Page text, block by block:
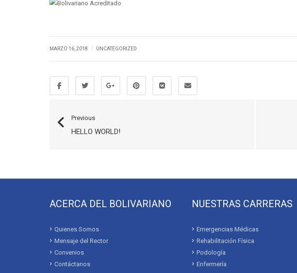
MARZO 16, 2018 UNCATEGORIZED
Previous
HELLO WORLD!
ACERCA DEL BOLIVARIANO
Quienes Somos
Mensaje del Rector
Convenios
Contáctanos
NUESTRAS CARRERAS
Emergencias Médicas
Rehabilitación Física
Podología
Enfermería